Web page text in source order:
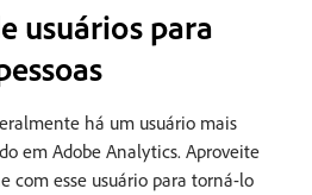
usuários para
há um usuário mais
em Adobe Analytics. Aproveite
com esse usuário para torná-lo